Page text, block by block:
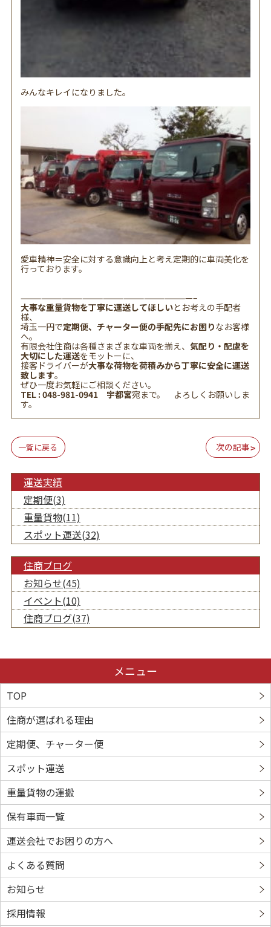
みんなキレイになりました。
愛車精神＝安全に対する意識向上と考え定期的に車両美化を
行っております。
—————————————————————————–
大事な重量貨物を丁寧に運送してほしいとお考えの手配者
様、
埼玉一円で定期便、チャーター便の手配先にお困りなお客様
へ。
有限会社住商は各種さまざまな車両を揃え、 気配り・配慮を
大切にした運送をモットーに、
接客ドライバーが大事な荷物を荷積みから丁寧に安全に運送
致します。
ぜひ一度お気軽にご相談ください。
TEL : 048-981-0941 宇都宮宛まで。 よろしくお願いしま
す。
前の記事
一覧に戻る 次の記事
運送実績
定期便(3)
重量貨物(11)
スポット運送(32)
住商ブログ
お知らせ(45)
イベント(10)
住商ブログ(37)
TOP
住商が選ばれる理由
定期便、チャーター便
スポット運送
重量貨物の運搬
保有車両一覧
運送会社でお困りの方へ
よくある質問
お知らせ
採用情報